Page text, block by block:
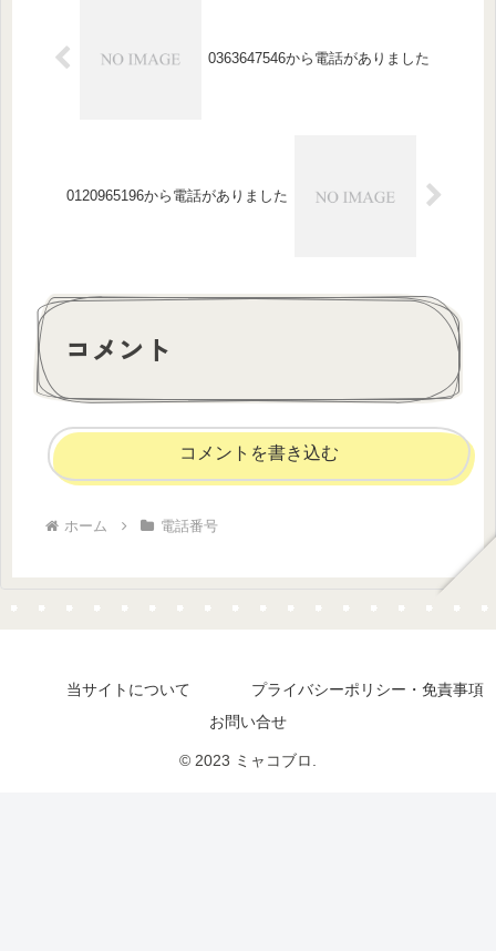
0363647546から電話がありました
0120965196から電話がありました
コメント
コメントを書き込む
ホーム 電話番号
当サイトについて
プライバシーポリシー・免責事項
お問い合せ
© 2023 ミャコブロ.